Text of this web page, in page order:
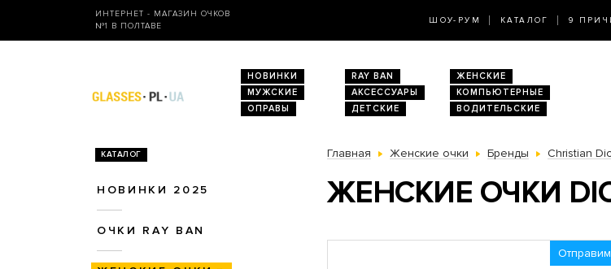
ИНТЕРНЕТ - МАГАЗИН ОЧКОВ
№1 В ПОЛТАВЕ
ШОУ-РУМ КАТАЛОГ 9
НОВИНКИ RAY BAN
ЖЕНСКИЕ
МУЖСКИЕ
АКСЕССУАРЫ
КОМПЬЮТЕРНЫЕ
ОПРАВЫ
ДЕТСКИЕ ВОДИТЕЛЬСКИЕ
КАТАЛОГ
НОВИНКИ 2025
ОЧКИ RAY BAN
Главная Женские очки Бренды Christian
ЖЕНСКИЕ ОЧКИ